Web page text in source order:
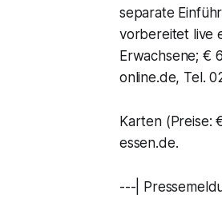
separate
vorbereitet live
Erwachsene; €
online.de, Tel.
Karten (Preise:
essen.de.
---|